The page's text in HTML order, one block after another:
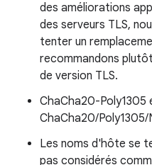
des améliorations
des serveurs TLS,
tenter un
recommandons
de version TLS.
ChaCha20-Poly1305
ChaCha20/Poly1305/
Les noms d'hôte se
pas considérés